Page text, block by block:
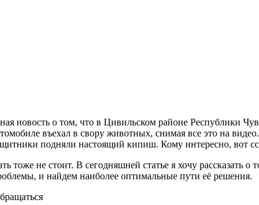
новость о том, что в Цивильском районе Республики
въехал в свору животных, снимая все это на
подняли настоящий кипиш. Кому интересно, вот
тоже не стоит. В сегодняшней статье я хочу рассказать
и найдем наиболее оптимальные пути её решения.